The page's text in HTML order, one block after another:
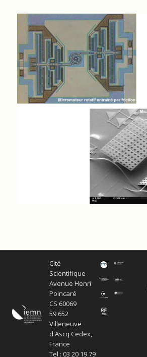
Cité
Scientifique
Avenue Henri
Poincaré
CS 60069
59 652
Villeneuve
d'Ascq Cedex,
France
Tel : 03 20 19 79